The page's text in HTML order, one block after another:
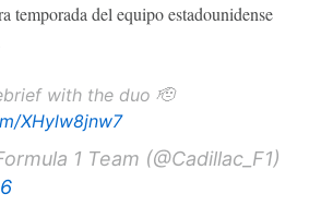
temporada del equipo estadounidense
with the duo 🫡
XHylw8jnw7
1 Team (@Cadillac_F1)